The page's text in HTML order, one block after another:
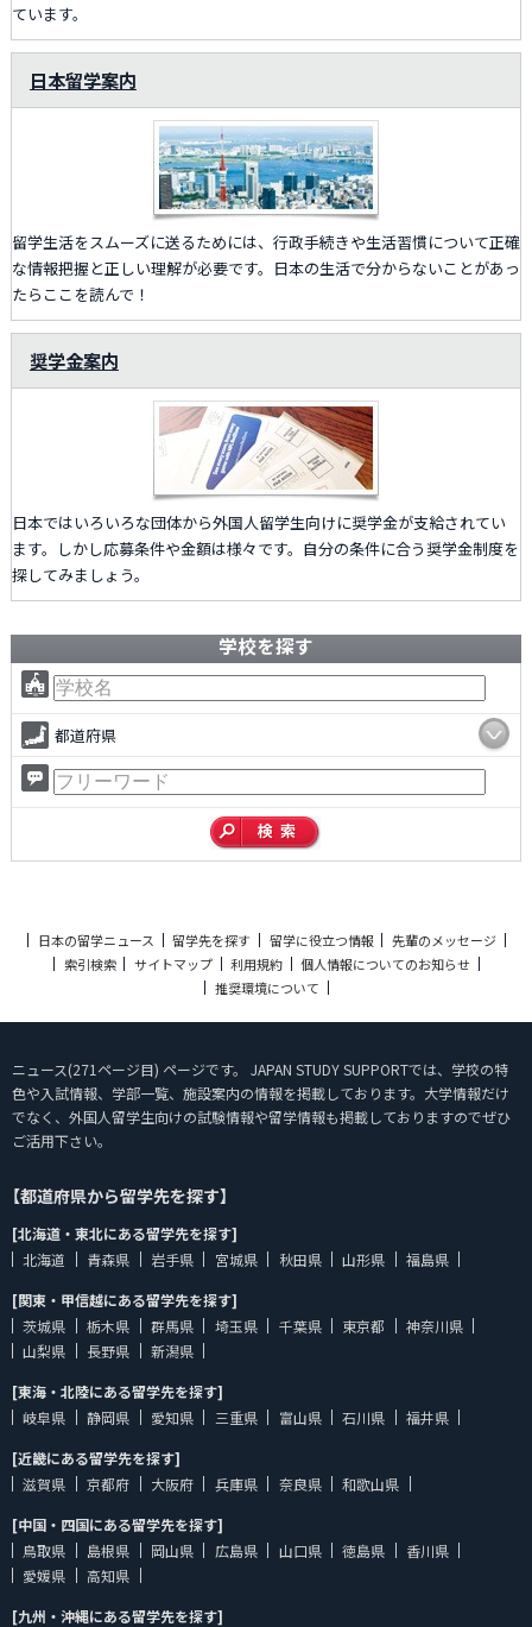
ています。
日本留学案内
留学生活をスムーズに送るためには、行政手続きや生活習慣について正確
な情報把握と正しい理解が必要です。日本の生活で分からないことがあっ
たらここを読んで！
奨学金案内
日本ではいろいろな団体から外国人留学生向けに奨学金が支給されてい
ます。しかし応募条件や金額は様々です。自分の条件に合う奨学金制度を
探してみましょう。
学校を探す
都道府県
日本の留学ニュース 留学先を探す 留学に役立つ情報
先輩のメッセージ
索引検索
サイトマップ 利用規約
個人情報についてのお知らせ
推奨環境について
ニュース(271ページ目) ページです。 JAPAN STUDY SUPPORTでは、学校の特
色や入試情報、学部一覧、施設案内の情報を掲載しております。大学情報だけ
でなく、外国人留学生向けの試験情報や留学情報も掲載しておりますのでぜひ
ご活用下さい。
【都道府県から留学先を探す】
[北海道・東北にある留学先を探す]
北海道
青森県 岩手県 宮城県 秋田県 山形県
福島県
[関東・甲信越にある留学先を探す]
茨城県
栃木県 群馬県 埼玉県 千葉県 東京都
神奈川県
山梨県
長野県
新潟県
[東海・北陸にある留学先を探す]
岐阜県
静岡県 愛知県 三重県 富山県 石川県
福井県
[近畿にある留学先を探す]
滋賀県
京都府 大阪府 兵庫県 奈良県
和歌山県
[中国・四国にある留学先を探す]
鳥取県
島根県 岡山県 広島県 山口県 徳島県
香川県
愛媛県
高知県
[九州・沖縄にある留学先を探す]